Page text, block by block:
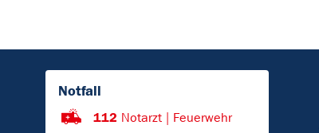
Notfall
112 Notarzt | Feuerwehr